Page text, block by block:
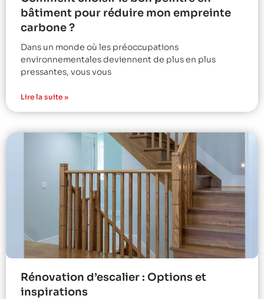
bâtiment pour réduire mon empreinte
carbone ?
Dans un monde où les préoccupations
environnementales deviennent de plus en plus
pressantes, vous vous
Lire la suite »
Rénovation d’escalier : Options et
inspirations